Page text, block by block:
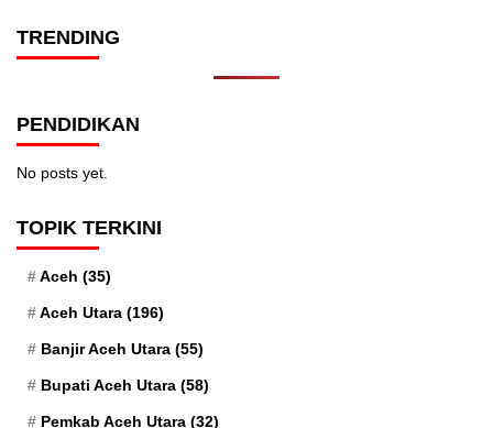
TRENDING
PENDIDIKAN
No posts yet.
TOPIK TERKINI
Aceh (35)
Aceh Utara (196)
Banjir Aceh Utara (55)
Bupati Aceh Utara (58)
Pemkab Aceh Utara (32)